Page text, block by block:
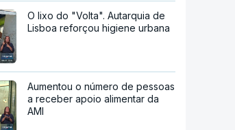
O lixo do "Volta". Autarquia de
Lisboa reforçou higiene urbana
Aumentou o número de pessoas
a receber apoio alimentar da
AMI